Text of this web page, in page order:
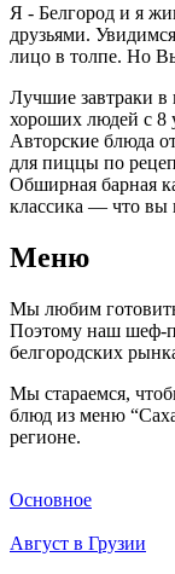
Я - Белгород и я
друзьями.
лицо в толпе. Но
Лучшие завтраки в
хороших людей с 8
Авторские блюда
для пиццы по
Обширная барная
классика — что вы
Меню
Мы любим
Поэтому наш шеф-
белгородских
Мы стараемся,
блюд из меню
регионе.
Основное
Август в Грузии